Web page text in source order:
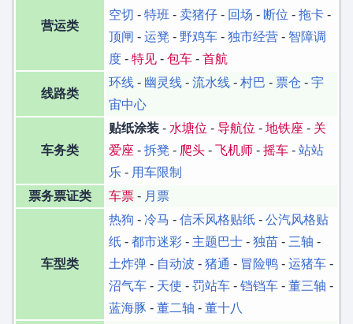
营运类
空切 - 特班 - 卖猪仔 - 回场 - 断位 - 拖卡 -
顶闸 - 运凳 - 野鸡车 - 独市经营 - 智障调
度 - 特见 - 包车 - 首航
线路类
环线 - 幽灵线 - 流水线 - 村巴 - 票仓 - 宇
宙中心
车务类
贴纸涂装 - 水塘位 - 导航位 - 地铁座 - 关
爱座 - 拆凳 - 爬头 - 飞机师 - 摇车 - 站站
乐 - 用车限制
票务票证类
车票 - 月票
车型类
热狗 - 冷马 - 信禾风格贴纸 - 公汽风格贴
纸 - 都市迷彩 - 主题巴士 - 独苗 - 三轴 -
土炸弹 - 自动波 - 猪通 - 冒险鸭 - 运猪车 -
沼气车 - 天使 - 罚站车 - 铛铛车 - 董三轴 -
蓝海豚 - 董二轴 - 董十八